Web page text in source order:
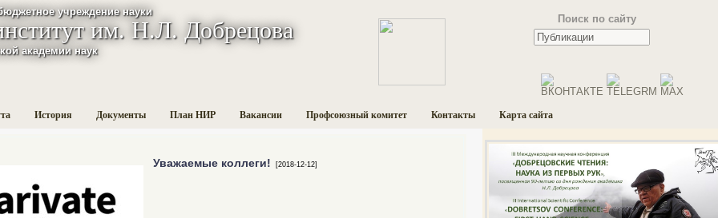
учреждение науки
им. Н.Л. Добрецова
академии наук
История Документы План НИР Вакансии Профсоюзный комитет Контакты Карта сайта
Поиск по сайту
Уважаемые коллеги! [2018-12-12]